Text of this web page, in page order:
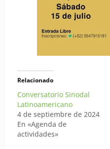
Relacionado
Conversatorio Sinodal
Latinoamericano
4 de septiembre de 2024
En «Agenda de
actividades»